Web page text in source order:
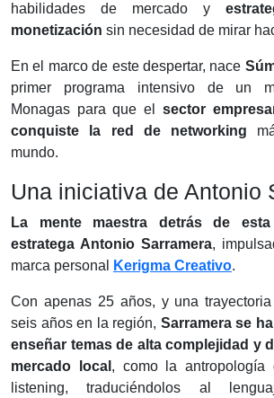
habilidades de mercado y
monetización sin necesidad de mirar
En el marco de este despertar, nace
primer programa intensivo de un
Monagas para que el sector
conquiste la red de networking
mundo.
Una iniciativa de Antonio
La mente maestra detrás de
estratega Antonio Sarramera,
marca personal
Kerigma Creativo.
Con apenas 25 años, y una
seis años en la región, Sarramera se
enseñar temas de alta complejidad y
mercado local , como la antropología
listening, traduciéndolos al